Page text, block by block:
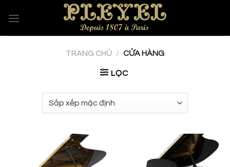
TRANG CHỦ / CỬA HÀNG
LỌC